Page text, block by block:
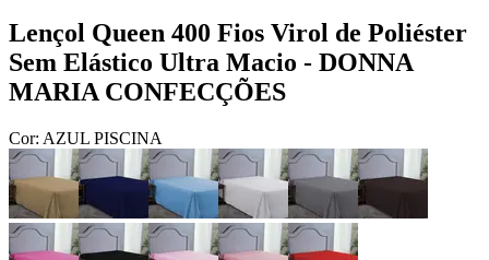
Lençol Queen 400 Fios Virol de Poliéster
Sem Elástico Ultra Macio - DONNA
MARIA CONFECÇÕES
Cor: AZUL PISCINA